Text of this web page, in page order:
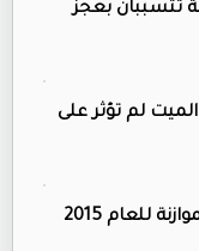
تتسببان بعجز
لم تؤثر على
للعام 2015